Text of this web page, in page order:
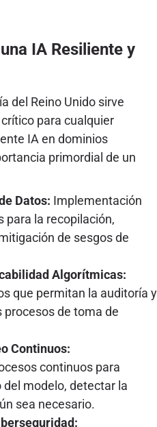
IA Resiliente y
del Reino Unido sirve
para cualquier
IA en dominios
primordial de un
Datos: Implementación
para la recopilación,
de sesgos de
Algorítmicas:
que permitan la auditoría y
procesos de toma de
Continuos:
continuos para
modelo, detectar la
sea necesario.